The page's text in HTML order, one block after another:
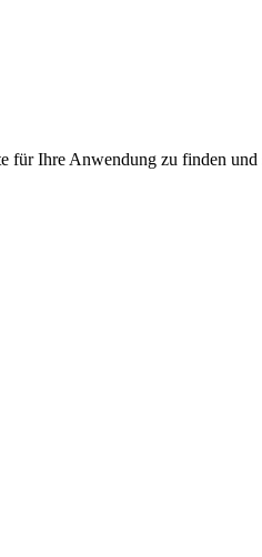
für Ihre Anwendung zu finden